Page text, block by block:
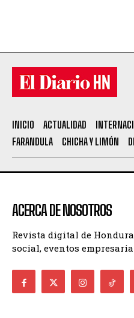
INICIO ACTUALIDAD
FARANDULA
CHICHA Y LIMÓN
ACERCA DE NOSOTROS
Revista digital de
social, eventos